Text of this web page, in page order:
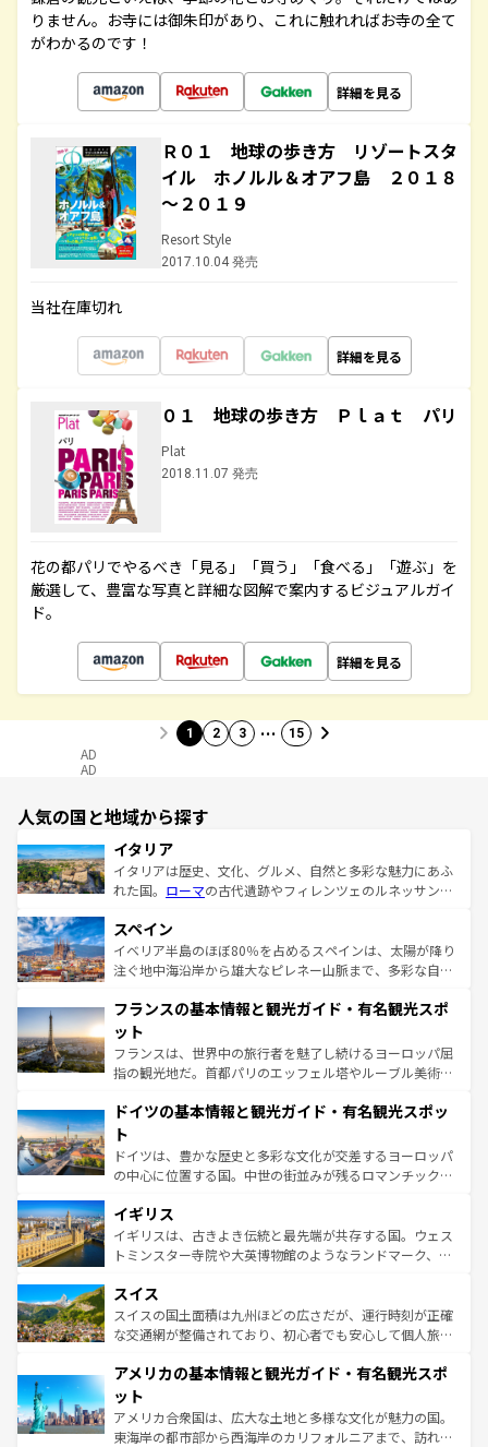
りません。お寺には御朱印があり、これに触れればお寺の全て
がわかるのです！
詳細を見る
Ｒ０１ 地球の歩き方 リゾートスタ
イル ホノルル＆オアフ島 ２０１８
～２０１９
Resort Style
2017.10.04 発売
当社在庫切れ
詳細を見る
０１ 地球の歩き方 Ｐｌａｔ パリ
Plat
2018.11.07 発売
花の都パリでやるべき「見る」「買う」「食べる」「遊ぶ」を
厳選して、豊富な写真と詳細な図解で案内するビジュアルガイ
ド。
詳細を見る
1 2 3 … 15
AD
AD
人気の国と地域から探す
イタリア
イタリアは歴史、文化、グルメ、自然と多彩な魅力にあふ
れた国。 ローマの古代遺跡やフィレンツェのルネッサンス
ろん、トスカーナの美しい田園風景やアマルフィ海岸の絶
景など、自然景観も見逃せない。観光の合間には、本場の
ピザやパスタなど、絶品のイタリア料理を堪能することも
ませてくれるイタリアで、忘れられない旅をしてみよう！
なお、新着のイタリア情報は
しい。
スペイン
イベリア半島のほぼ80％を占めるスペインは、太陽が降り
注ぐ地中海沿岸から雄大なピレネー山脈まで、多彩な自然
文化が根付くこの国では、情熱的なフラメンコ、熱気あふ
れる闘牛、そして美味しいタパスが生活の一部となってい
る。首都マドリードの洗練された雰囲気や、バルセロナの
アートに溢れた街角から、地方では古代ローマ遺跡や中世
せる。地方によって風土や気候が異なるスペインはその個
ンテンツ一覧 を参照してほしい。
フランスの基本情報と観光ガイド・有名観光スポ
ット
フランスは、世界中の旅行者を魅了し続けるヨーロッパ屈
指の観光地だ。首都パリのエッフェル塔やルーブル美術館
で、幅広い魅力が詰まっている。華麗な宮殿、歴史的な大
聖堂、美しいビーチ、そして豊かな自然が、訪れる者を心
から魅了する。また、フランスは美食の国としても知ら
れ、フランス料理はユネスコ無形文化遺産にも登録されて
香り高いラベンダー畑など、多彩な楽しみ方が可能だ。さ
らに、パリ以外の地域にも魅力が溢れており、どの街角に
も豊かな歴史と文化が息づいている。パリ以外の個性あふ
を参照してほしい。
ドイツの基本情報と観光ガイド・有名観光スポッ
ト
ドイツは、豊かな歴史と多彩な文化が交差するヨーロッパ
の中心に位置する国。中世の街並みが残るロマンチック街
顔を持つこの国は、どこを歩いても飽きることがない。ベ
ルリンの文化的活気、バイエルン州のアルプスの絶景、そ
してライン川沿いのワイン畑といった風景は必見。ビール
は、お酒好きな人にはぜひ体験してほしい。 なお、新着の
ドイツ情報はコンテンツ一覧を参照してほしい。
イギリス
イギリスは、古きよき伝統と最先端が共存する国。ウェス
トミンスター寺院や大英博物館のようなランドマーク、歴
リアごとに異なる魅力がある。また、優雅なアフタヌーン
ティー、ビール好きにはたまらない英国パブ、サッカー観
戦など、本場だからこそできる体験も豊富。イギリスを旅
ンツ一覧を参照してほしい。
スイス
スイスの国土面積は九州ほどの広さだが、運行時刻が正確
な交通網が整備されており、初心者でも安心して個人旅行
の建物がそのまま残る町や、スイスならではのユニークな
博物館もあり、アルプス観光だけでなく町歩きも満喫する
ことができる。国民の所得が高いため物価も高いが、旅行
者向けの交通パス提供のサービスもあり、うまく活用すれ
アメリカの基本情報と観光ガイド・有名観光スポ
ット
アメリカ合衆国は、広大な土地と多様な文化が魅力の国。
東海岸の都市部から西海岸のカリフォルニアまで、訪れる